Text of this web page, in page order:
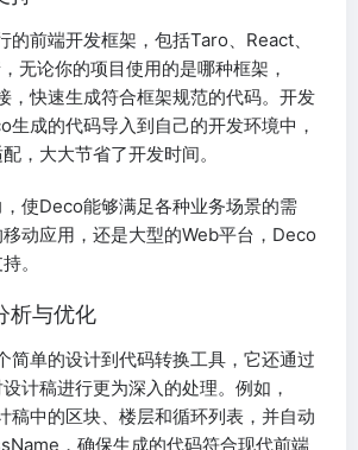
的前端开发框架，包括Taro、React、
无论你的项目使用的是哪种框架，
，快速生成符合框架规范的代码。开发
生成的代码导入到自己的开发环境中，
，大大节省了开发时间。
使Deco能够满足各种业务场景的需
动应用，还是大型的Web平台，Deco
。
析与优化
简单的设计到代码转换工具，它还通过
计稿进行更为深入的处理。例如，
稿中的区块、楼层和循环列表，并自动
，确保生成的代码符合现代前端